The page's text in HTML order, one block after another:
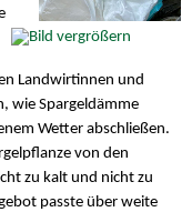
Landwirtinnen und
wie Spargeldämme
Wetter abschließen.
von den
zu kalt und nicht zu
passte über weite